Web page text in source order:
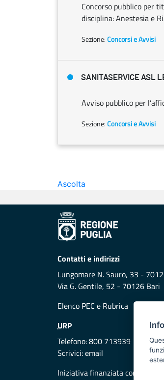
Concorso pubblico per
disciplina: Anestesia e
Sezione:Concorsi e Avvisi
SANITASERVICE ASL
Avviso pubblico per
Sezione:Concorsi e Avvisi
Ascolta
Contatti e indirizzi
Lungomare N. Sauro, 33 -
Via G. Gentile, 52 - 70126 Bari
Elenco PEC e Rubrica
URP
Telefono: 800 713939
Scrivici:email
Iniziativa finanziata con risorse